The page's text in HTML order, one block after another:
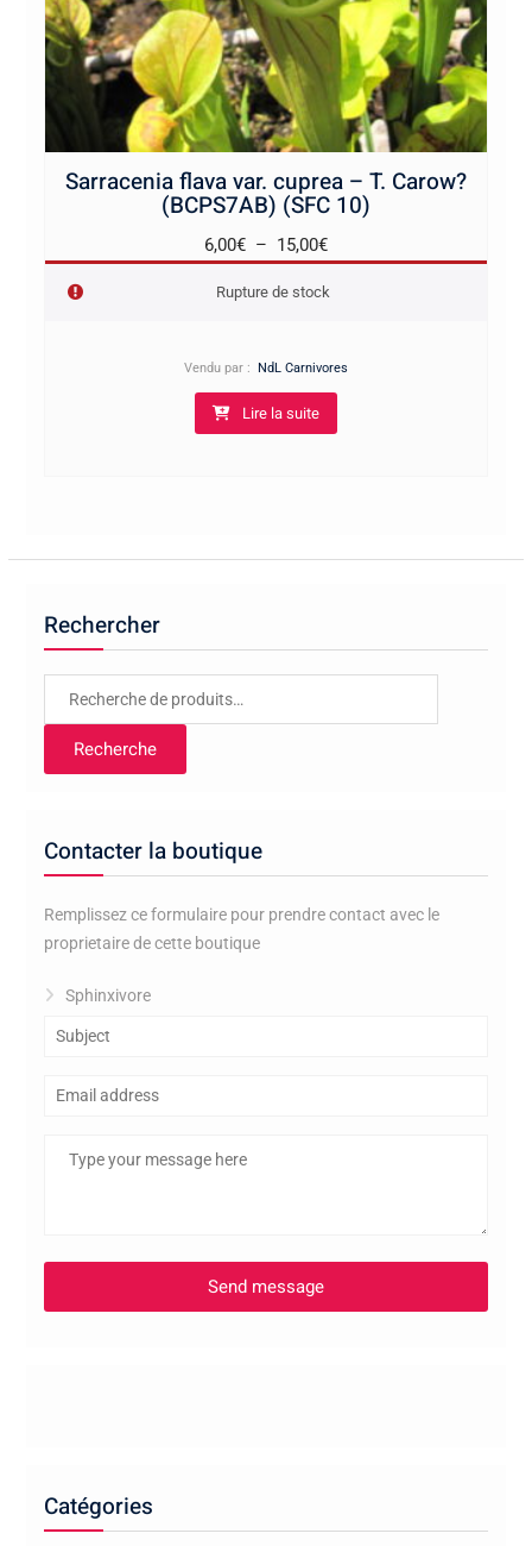
Sarracenia flava var. cuprea – T. Carow?
(BCPS7AB) (SFC 10)
6,00€ – 15,00€Plage
à
15,00€
Rupture de stock
Vendu par : NdL Carnivores
Lire la suite
Rechercher
Recherche
Recherche
Contacter la boutique
Remplissez ce formulaire pour prendre contact avec le
proprietaire de cette boutique
Sphinxivore
Catégories